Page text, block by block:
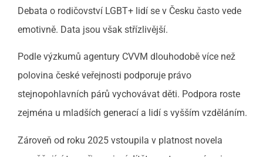
Debata o rodičovství LGBT+ lidí se v Česku často vede
emotivně. Data jsou však střízlivější.
Podle výzkumů agentury CVVM dlouhodobě více než
polovina české veřejnosti podporuje právo
stejnopohlavních párů vychovávat děti. Podpora roste
zejména u mladších generací a lidí s vyšším vzděláním.
Zároveň od roku 2025 vstoupila v platnost novela